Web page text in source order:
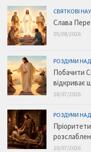
СВЯТКОВІ
Слава
05/08/2026
РОЗДУМИ НАД
Побачити
відкриває
18/07/2026
РОЗДУМИ НАД
10/07/2026